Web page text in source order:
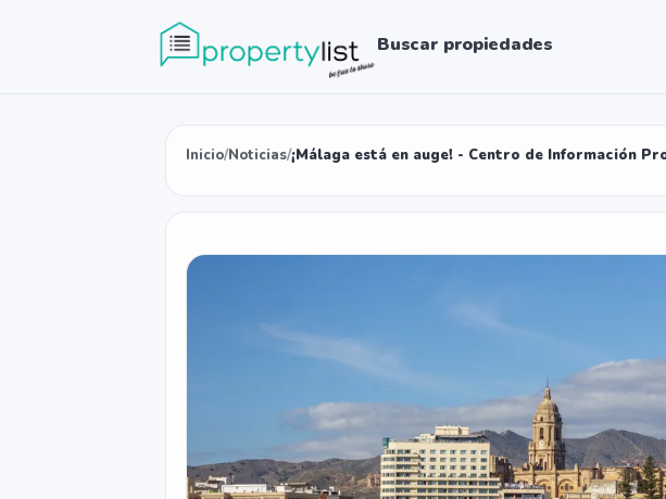
Buscar propiedades
Inicio/Noticias/¡Málaga está en auge! - Centro de Información